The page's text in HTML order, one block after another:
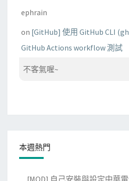
ephrain
on [GitHub] 使用 GitHub CLI
GitHub Actions workflow 測試
不客氣喔~
本週熱門
[MOD] 自己安裝與設定中華電